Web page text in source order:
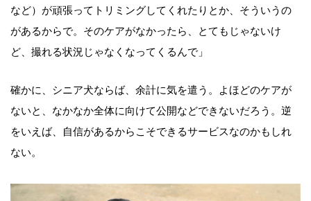
など）が頑張ってトリミングしてくれたりとか、そういうの
があるからで。そのケアがなかったら、とてもじゃないけ
ど、撮れる状況じゃなくなってくるんで」
確かに、シニア犬ならば、余計に気を遣う。よほどのケアが
ないと、なかなか全体に向けて公開などできないだろう。逆
をいえば、自信があるからこそできるサービスなのかもしれ
ない。